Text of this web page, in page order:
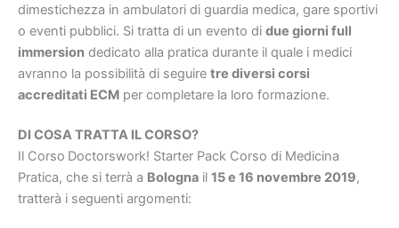
dimestichezza in ambulatori di guardia medica, gare sportivi
o eventi pubblici. Si tratta di un evento di due giorni full
immersion dedicato alla pratica durante il quale i medici
avranno la possibilità di seguire tre diversi corsi
accreditati ECM per completare la loro formazione.
DI COSA TRATTA IL CORSO?
Il Corso Doctorswork! Starter Pack Corso di Medicina
Pratica, che si terrà a Bologna il 15 e 16 novembre 2019,
tratterà i seguenti argomenti: